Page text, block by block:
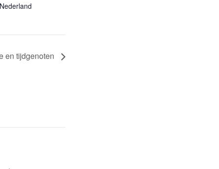
Nederland
en tijdgenoten